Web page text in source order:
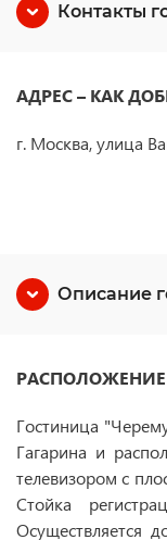
Контакты
АДРЕС – КАК
г. Москва, улица
Описание
РАСПОЛОЖЕНИЕ
Гостиница
Гагарина и
телевизором с
Стойка
Осуществляется